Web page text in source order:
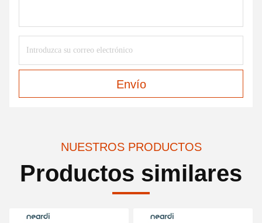
Envío
NUESTROS PRODUCTOS
Productos similares